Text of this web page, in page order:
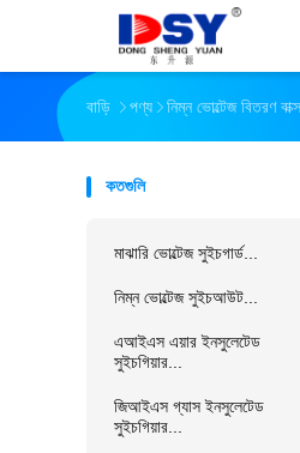
বাড়ি পণ্য নিম্ন ভোল্টেজ বিতরণ বাক্স
কতগুলি
মাঝারি ভোল্টেজ সুইচগার্ড...
নিম্ন ভোল্টেজ সুইচআউট...
এআইএস এয়ার ইনসুলেটেড
সুইচগিয়ার...
জিআইএস গ্যাস ইনসুলেটেড
সুইচগিয়ার...